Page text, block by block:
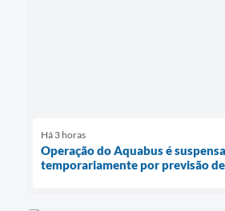
Há 3 horas
Operação do Aquabus é suspensa
temporariamente por previsão